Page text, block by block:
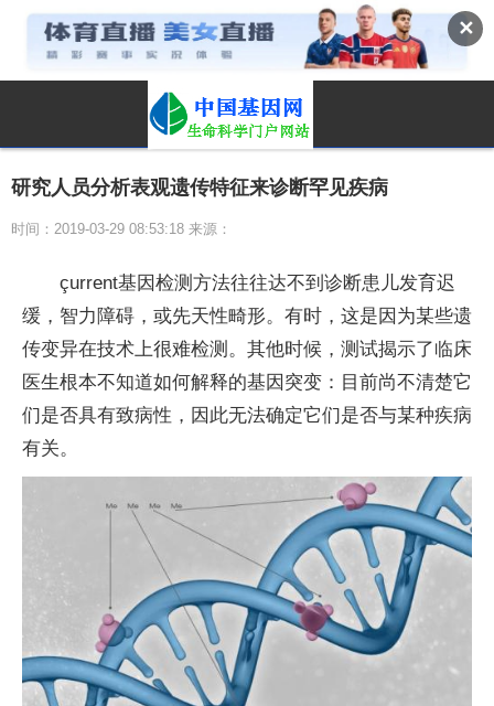
✕
研究人员分析表观遗传特征来诊断罕见疾病
时间：2019-03-29 08:53:18 来源：
çurrent基因检测方法往往达不到诊断患儿发育迟
缓，智力障碍，或先天性畸形。有时，这是因为某些遗
传变异在技术上很难检测。其他时候，测试揭示了临床
医生根本不知道如何解释的基因突变：目前尚不清楚它
们是否具有致病性，因此无法确定它们是否与某种疾病
有关。